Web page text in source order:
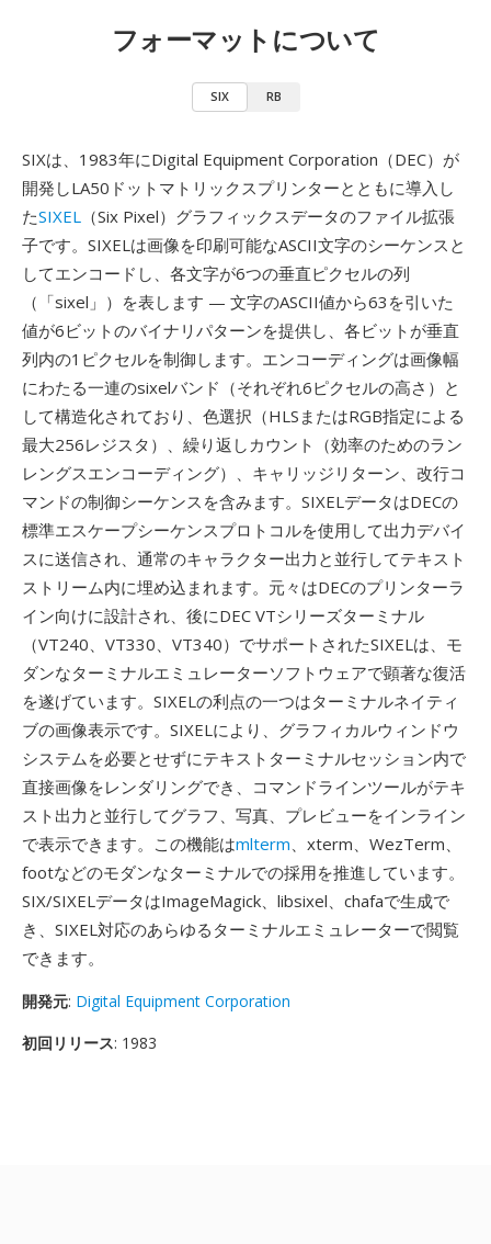
フォーマットについて
SIX RB
SIXは、1983年にDigital Equipment Corporation（DEC）が
開発しLA50ドットマトリックスプリンターとともに導入し
たSIXEL （Six Pixel）グラフィックスデータのファイル拡張
子です。SIXELは画像を印刷可能なASCII文字のシーケンスと
してエンコードし、各文字が6つの垂直ピクセルの列
（「sixel」）を表します — 文字のASCII値から63を引いた
値が6ビットのバイナリパターンを提供し、各ビットが垂直
列内の1ピクセルを制御します。エンコーディングは画像幅
にわたる一連のsixelバンド（それぞれ6ピクセルの高さ）と
して構造化されており、色選択（HLSまたはRGB指定による
最大256レジスタ）、繰り返しカウント（効率のためのラン
レングスエンコーディング）、キャリッジリターン、改行コ
マンドの制御シーケンスを含みます。SIXELデータはDECの
標準エスケープシーケンスプロトコルを使用して出力デバイ
スに送信され、通常のキャラクター出力と並行してテキスト
ストリーム内に埋め込まれます。元々はDECのプリンターラ
イン向けに設計され、後にDEC VTシリーズターミナル
（VT240、VT330、VT340）でサポートされたSIXELは、モ
ダンなターミナルエミュレーターソフトウェアで顕著な復活
を遂げています。SIXELの利点の一つはターミナルネイティ
ブの画像表示です。SIXELにより、グラフィカルウィンドウ
システムを必要とせずにテキストターミナルセッション内で
直接画像をレンダリングでき、コマンドラインツールがテキ
スト出力と並行してグラフ、写真、プレビューをインライン
で表示できます。この機能はmlterm、xterm、WezTerm、
footなどのモダンなターミナルでの採用を推進しています。
SIX/SIXELデータはImageMagick、libsixel、chafaで生成で
き、SIXEL対応のあらゆるターミナルエミュレーターで閲覧
できます。
開発元: Digital Equipment Corporation
初回リリース: 1983